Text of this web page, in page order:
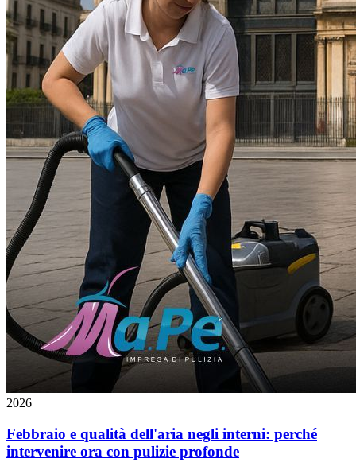
2026
Febbraio e qualità dell'aria negli interni: perché
intervenire ora con pulizie profonde